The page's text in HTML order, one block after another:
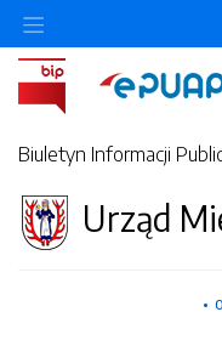
Biuletyn Informacji
Urząd